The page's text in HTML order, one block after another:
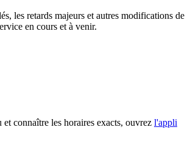
les retards majeurs et autres modifications de
en cours et à venir.
connaître les horaires exacts, ouvrez l'appli